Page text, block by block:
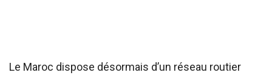
Le Maroc dispose désormais d’un réseau routier